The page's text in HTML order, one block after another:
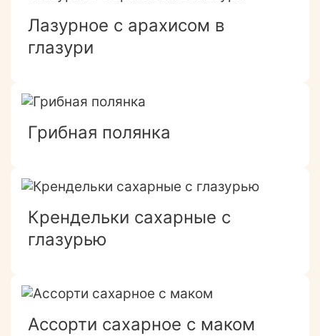
Лазурное с арахисом в
глазури
Грибная полянка
Крендельки сахарные с
глазурью
Ассорти сахарное с маком